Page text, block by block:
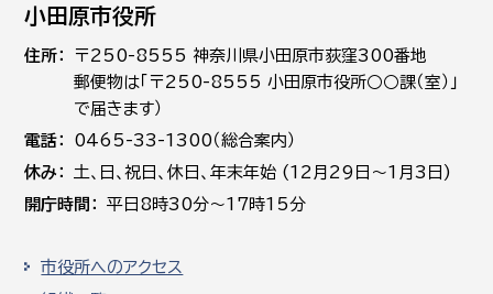
小田原市役所
住所
〒250-8555 神奈川県小田原市荻窪300番地
郵便物は「〒250-8555 小田原市役所○○課（室）」
で届きます）
電話
0465-33-1300（総合案内）
休み
土､日､祝日、休日、年末年始 (12月29日～1月3日)
開庁時間
平日8時30分～17時15分
市役所へのアクセス